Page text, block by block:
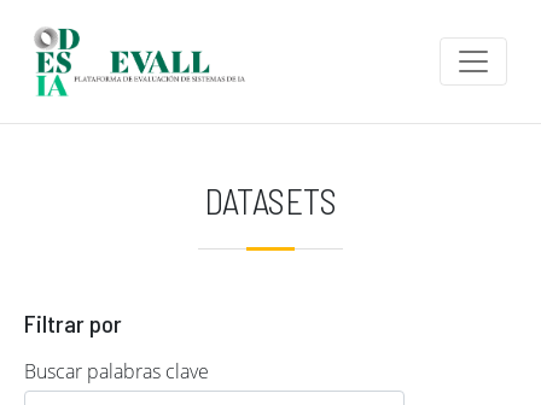
DATASETS
Filtrar por
Buscar palabras clave